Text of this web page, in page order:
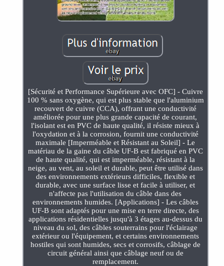
[Sécurité et Performance Supérieure avec OFC] - Cuivre
100 % sans oxygène, qui est plus stable que l'aluminium
recouvert de cuivre (CCA), offrant une conductivité
améliorée pour une plus grande capacité de courant,
l'isolant est en PVC de haute qualité, il résiste mieux à
l'oxydation et à la corrosion, fournit une conductivité
maximale [Imperméable et Résistant au Soleil] - Le
matériau de la gaine du câble UF-B est fabriqué en PVC
de haute qualité, qui est imperméable, résistant à la
neige, au vent, au soleil et durable, peut être utilisé dans
des environnements extérieurs difficiles, flexible et
durable, avec une surface lisse et facile à utiliser, et
n'affecte pas l'utilisation du câble dans des
environnements humides. [Applications] - Les câbles
UF-B sont adaptés pour une mise en terre directe, des
applications résidentielles jusqu'à 3 étages au-dessus du
niveau du sol, des câbles souterrains pour l'éclairage
extérieur ou l'équipement, et certains environnements
hostiles qui sont humides, secs et corrosifs, câblage de
circuit général ainsi que câblage neuf ou de
remplacement.